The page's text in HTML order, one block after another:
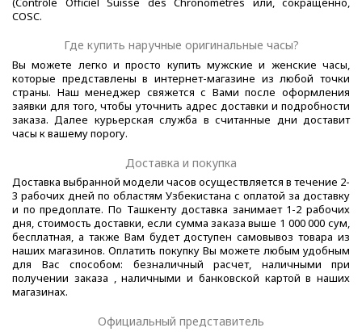
COSC.
Где купить наручные оригинальные часы?
Вы можете легко и просто купить мужские и женские часы,
которые представлены в интернет-магазине из любой точки
страны. Наш менеджер свяжется с Вами после оформления
заявки для того, чтобы уточнить адрес доставки и подробности
заказа. Далее курьерская служба в считанные дни доставит
часы к вашему порогу.
Доставка и покупка
Доставка выбранной модели часов осуществляется в течение 2-
3 рабочих дней по областям Узбекистана с оплатой за доставку
и по предоплате. По Ташкенту доставка занимает 1-2 рабочих
дня, стоимость доставки, если сумма заказа выше 1 000 000 сум,
бесплатная, а также Вам будет доступен самовывоз товара из
наших магазинов. Оплатить покупку Вы можете любым удобным
для Вас способом: безналичный расчет, наличными при
получении заказа , наличными и банковской картой в наших
магазинах.
Официальный представитель